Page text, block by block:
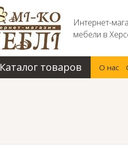
Интернет-
мебели в
Каталог товаров О нас